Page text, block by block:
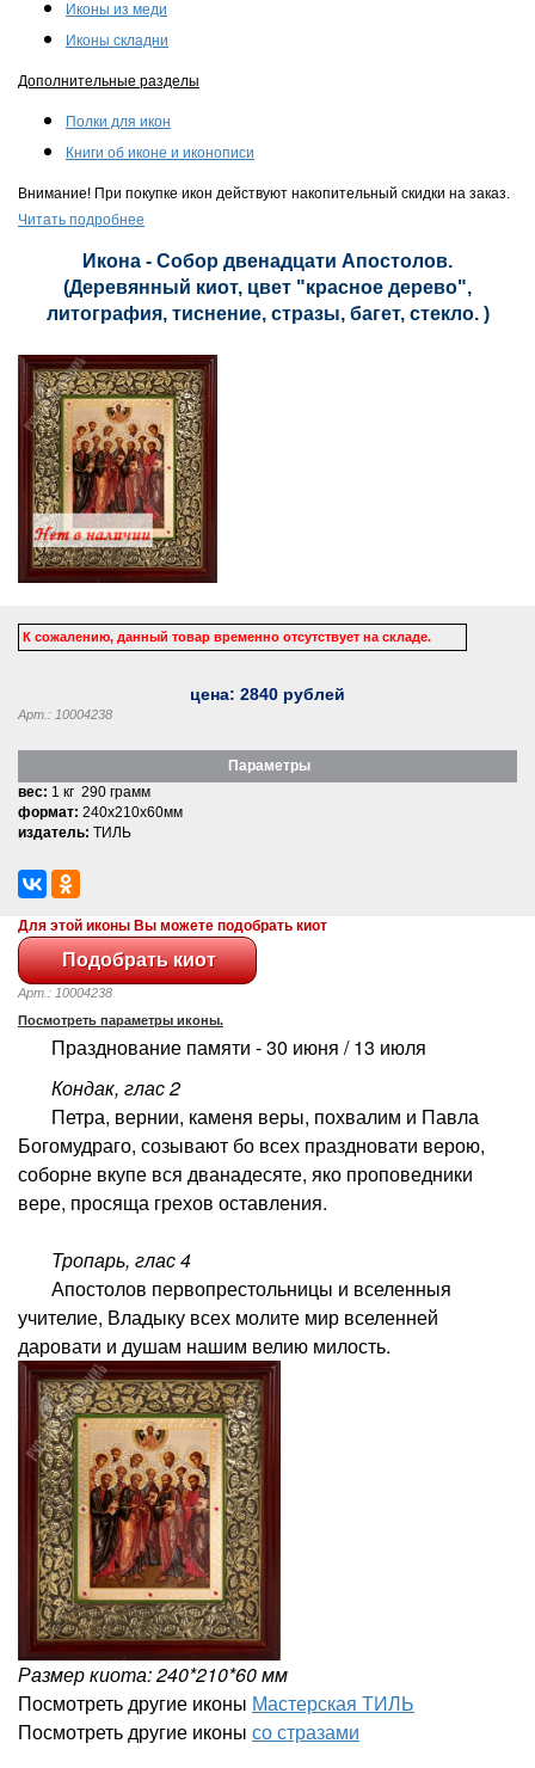
Иконы из меди
Иконы складни
Дополнительные разделы
Полки для икон
Книги об иконе и иконописи
Внимание! При покупке икон действуют накопительный скидки на заказ.
Читать подробнее
Икона - Собор двенадцати Апостолов.
(Деревянный киот, цвет "красное дерево",
литография, тиснение, стразы, багет, стекло. )
К сожалению, данный товар временно отсутствует на складе.
цена: 2840 рублей
Арт.: 10004238
Параметры
вес: 1 кг 290 грамм
формат: 240x210x60мм
издатель: ТИЛЬ
Для этой иконы Вы можете подобрать киот
Арт.: 10004238
Посмотреть параметры иконы.
Празднование памяти - 30 июня / 13 июля
Кондак, глас 2
Петра, вернии, каменя веры, похвалим и Павла
Богомудраго, созывают бо всех праздновати верою,
соборне вкупе вся дванадесяте, яко проповедники
вере, просяща грехов оставления.
Тропарь, глас 4
Апостолов первопрестольницы и вселенныя
учителие, Владыку всех молите мир вселенней
даровати и душам нашим велию милость.
Размер киота: 240*210*60 мм
Посмотреть другие иконы Мастерская ТИЛЬ
Посмотреть другие иконы со стразами